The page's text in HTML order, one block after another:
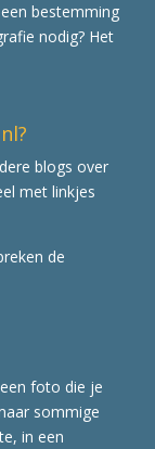
bestemming
nodig? Het
blogs over
met linkjes
de
foto die je
sommige
in een